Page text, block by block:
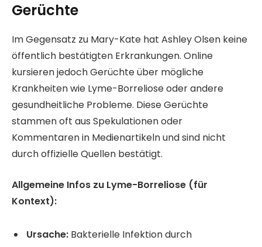
Gerüchte
Im Gegensatz zu Mary-Kate hat Ashley Olsen keine
öffentlich bestätigten Erkrankungen. Online
kursieren jedoch Gerüchte über mögliche
Krankheiten wie Lyme-Borreliose oder andere
gesundheitliche Probleme. Diese Gerüchte
stammen oft aus Spekulationen oder
Kommentaren in Medienartikeln und sind nicht
durch offizielle Quellen bestätigt.
Allgemeine Infos zu Lyme-Borreliose (für
Kontext):
Ursache: Bakterielle Infektion durch